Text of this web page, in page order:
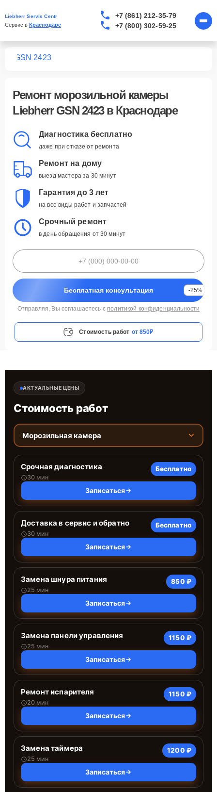
Liebherr Servis Centr
Сервис в Краснодаре
+7 (861) 212-35-79
+7 (800) 302-59-25
GSN 2423
Ремонт морозильной камеры
Liebherr GSN 2423в Краснодаре
Диагностика бесплатно
даже при отказе от ремонта
Ремонт на дому
выезд мастера за 30 минут
Гарантия до 3 лет
на все виды работ и запчастей
Срочный ремонт
в день обращения от 30 минут
Бесплатная консультация -25%
Отправляя, Вы соглашаетесь с политикой конфиденциальности
Стоимость работ от 850₽
АКТУАЛЬНЫЕ ЦЕНЫ
Стоимость работ
Морозильная камера
Срочная диагностика
30 мин
Бесплатно
Записаться
Доставка в сервис и обратно
30 мин
Бесплатно
Записаться
Замена шнура питания
25 мин
850 ₽
Записаться
Замена панели управления
25 мин
1150 ₽
Записаться
Ремонт испарителя
20 мин
1150 ₽
Записаться
Замена таймера
25 мин
1200 ₽
Записаться